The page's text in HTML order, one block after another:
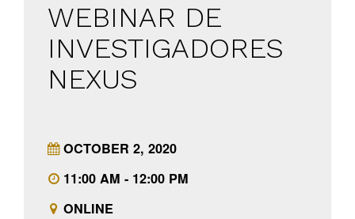
WEBINAR DE
INVESTIGADORES
NEXUS
OCTOBER 2, 2020
11:00 AM - 12:00 PM
ONLINE